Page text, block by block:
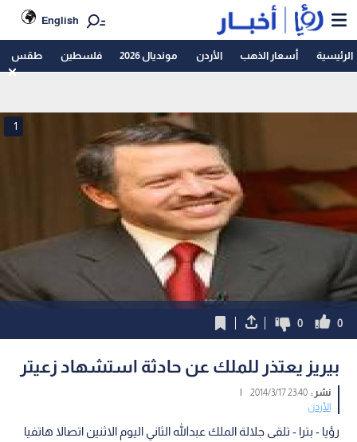
English
الرئيسية أسعار الذهب الأردن مونديال 2026 فلسطين طقس
1
0
0
بيريز يعتذر للملك عن حادثة استشهاد زعيتر
نشر :23:40 2014/3/17
|
الأردن
رؤيا - بترا - تلقى جلالة الملك عبدالله الثاني اليوم الاثنين اتصالا هاتفيا